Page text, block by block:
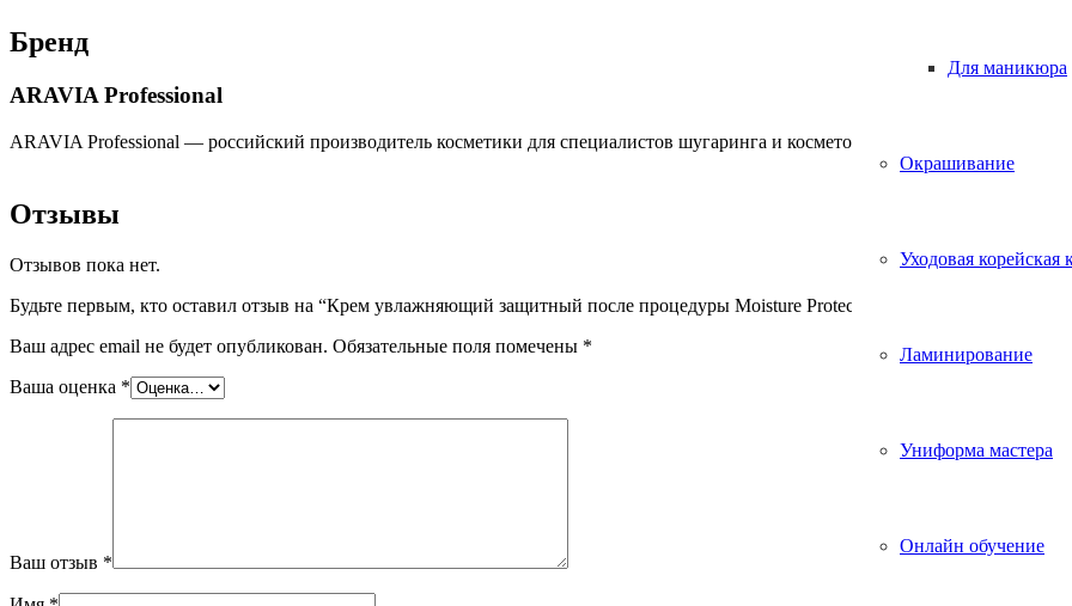
Для маникюра
Окрашивание
Уходовая корейская
Ламинирование
Униформа мастера
Онлайн обучение
Бренд
ARAVIA Professional
ARAVIA Professional — российский производитель косметики для специалистов шугаринга и косметологов.
Отзывы
Отзывов пока нет.
Будьте первым, кто оставил отзыв на “Крем увлажняющий защитный после процедуры Moisture Protector Cream, 150 мл.
Ваш адрес email не будет опубликован. Обязательные поля помечены *
Ваша оценка *
Ваш отзыв *